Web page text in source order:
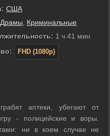
США
Драмы, Криминальные
1 ч 41 мин
FHD (1080p)
аптеки, убегают от
- полицейские и воры.
ни в коем случае не